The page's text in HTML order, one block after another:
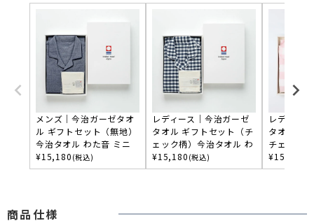
メンズ｜今治ガーゼタオ
ル ギフトセット（無地）
今治タオル わた音 ミニ
ハンカチ付き
¥15,180 (税込)
レディース｜今治ガーゼ
タオル ギフトセット（チ
ェック柄）今治タオル わ
た音 ミニハンカチ付き
¥15,180 (税込)
レディー
タオル ギ
チェック
わた音ミ
¥15,180
商品仕様